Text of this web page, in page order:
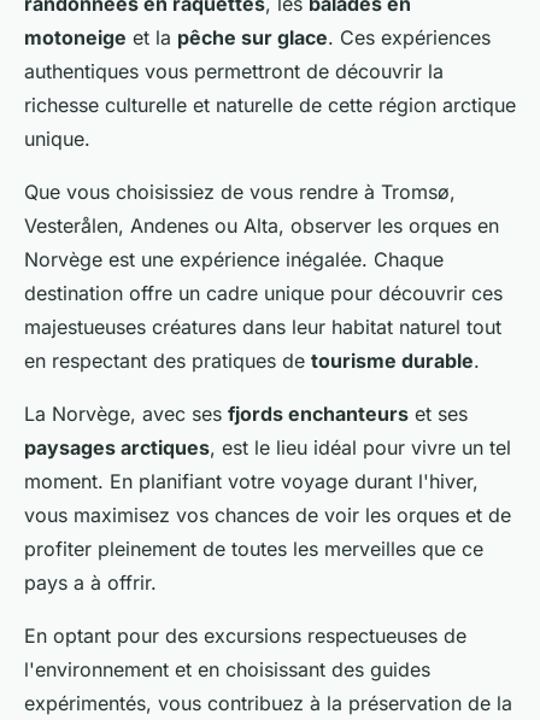
motoneige et la pêche sur glace. Ces expériences
authentiques vous permettront de découvrir la
richesse culturelle et naturelle de cette région arctique
unique.
Que vous choisissiez de vous rendre à Tromsø,
Vesterålen, Andenes ou Alta, observer les orques en
Norvège est une expérience inégalée. Chaque
destination offre un cadre unique pour découvrir ces
majestueuses créatures dans leur habitat naturel tout
en respectant des pratiques de tourisme durable.
La Norvège, avec ses fjords enchanteurs et ses
paysages arctiques, est le lieu idéal pour vivre un tel
moment. En planifiant votre voyage durant l'hiver,
vous maximisez vos chances de voir les orques et de
profiter pleinement de toutes les merveilles que ce
pays a à offrir.
En optant pour des excursions respectueuses de
l'environnement et en choisissant des guides
expérimentés, vous contribuez à la préservation de la